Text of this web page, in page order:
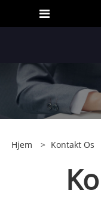
Hjem > Kontakt Os